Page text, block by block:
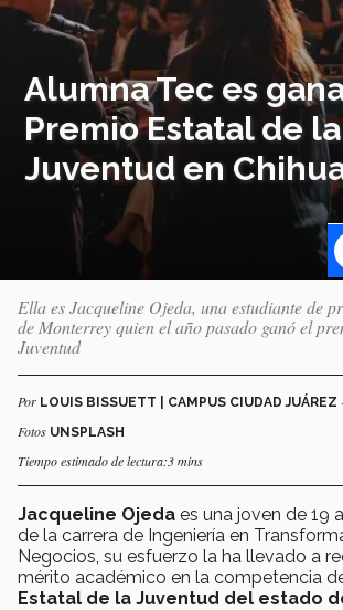
Alumna Tec es
Premio Estatal de la
Juventud en
Ella es Jacqueline Ojeda, una estudiante de
de Monterrey quien el año pasado ganó el
Juventud
Por LOUIS BISSUETT | CAMPUS CIUDAD JUÁREZ
Fotos UNSPLASH
Tiempo estimado de lectura:3 mins
Jacqueline Ojeda es una joven de 19
de la carrera de Ingeniería en
Negocios, su esfuerzo la ha llevado a
mérito académico en la competencia
Estatal de la Juventud del estado